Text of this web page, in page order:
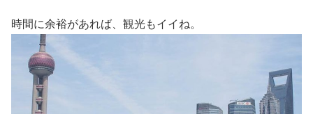
時間に余裕があれば、観光もイイね。